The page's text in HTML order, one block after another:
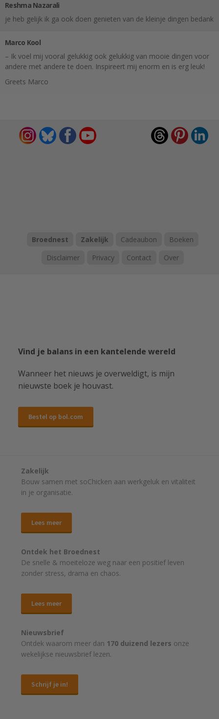
Reshma Nazarali
je heb gelijk ik ga ook doen genieten van de kleinje dingen bedank
Marco Kool
– Ik voel mij vooral gelukkig ook gelukkig van mooie dingen voor
andere met andere te doen. Inspireert mij enorm en is erg leuk!
Greets Marco
Broednest Zakelijk Cadeaubon
Boeken
Disclaimer
Privacy Contact Over
Vind je balans in een kantelende wereld
Wanneer het nieuws je overweldigt, is mijn
nieuwste boek je houvast.
Bestel op bol.com
Zakelijk
Bouw samen met soChicken aan werkgeluk en vitaliteit
in je organisatie.
Lees meer
Ontdek het Broednest
De snelle & moeiteloze weg naar een positief leven
zonder stress, drama en chaos.
Lees meer
Nieuwsbrief
Ontdek waarom meer dan 170 duizend lezers onze
wekelijkse nieuwsbrief lezen.
Schrijf je in!